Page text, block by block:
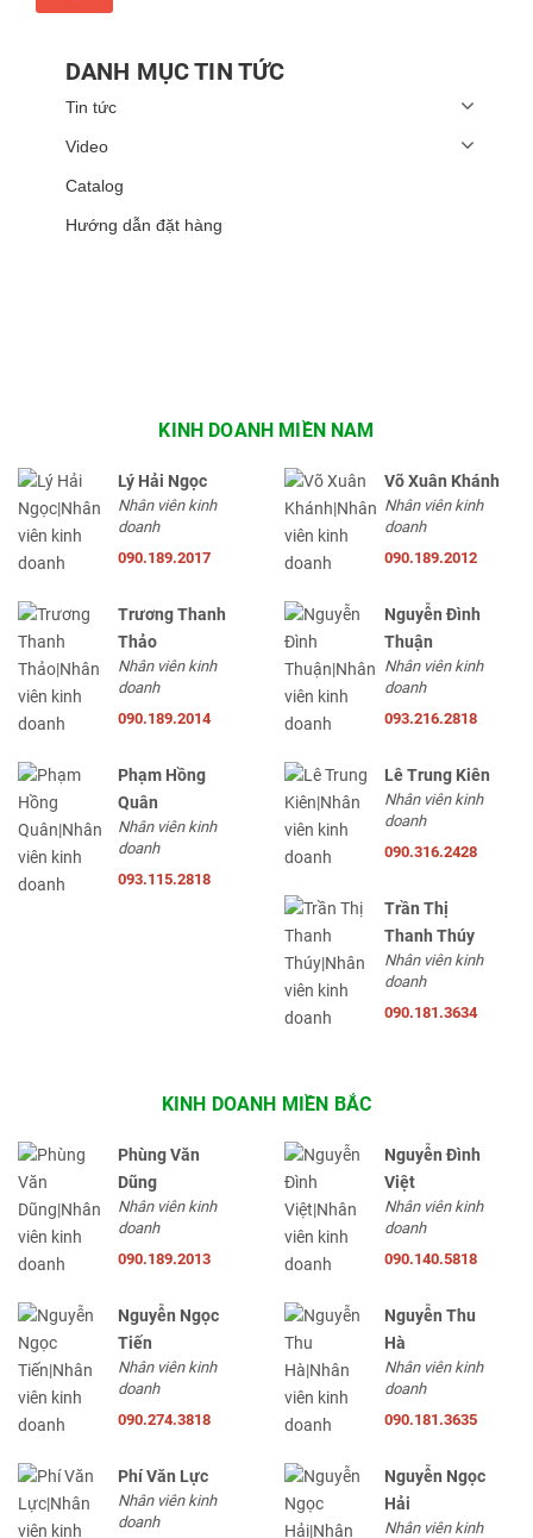
DANH MỤC TIN TỨC
Tin tức
Video
Catalog
Hướng dẫn đặt hàng
KINH DOANH MIỀN NAM
Lý Hải Ngọc
Nhân viên kinh
doanh
090.189.2017
Võ Xuân Khánh
Nhân viên kinh
doanh
090.189.2012
Trương Thanh
Thảo
Nhân viên kinh
doanh
090.189.2014
Nguyễn Đình
Thuận
Nhân viên kinh
doanh
093.216.2818
Phạm Hồng
Quân
Nhân viên kinh
doanh
093.115.2818
Lê Trung Kiên
Nhân viên kinh
doanh
090.316.2428
Trần Thị
Thanh Thúy
Nhân viên kinh
doanh
090.181.3634
KINH DOANH MIỀN BẮC
Phùng Văn
Dũng
Nhân viên kinh
doanh
090.189.2013
Nguyễn Đình
Việt
Nhân viên kinh
doanh
090.140.5818
Nguyễn Ngọc
Tiến
Nhân viên kinh
doanh
090.274.3818
Nguyễn Thu
Hà
Nhân viên kinh
doanh
090.181.3635
Phí Văn Lực
Nhân viên kinh
doanh
Nguyễn Ngọc
Hải
Nhân viên kinh